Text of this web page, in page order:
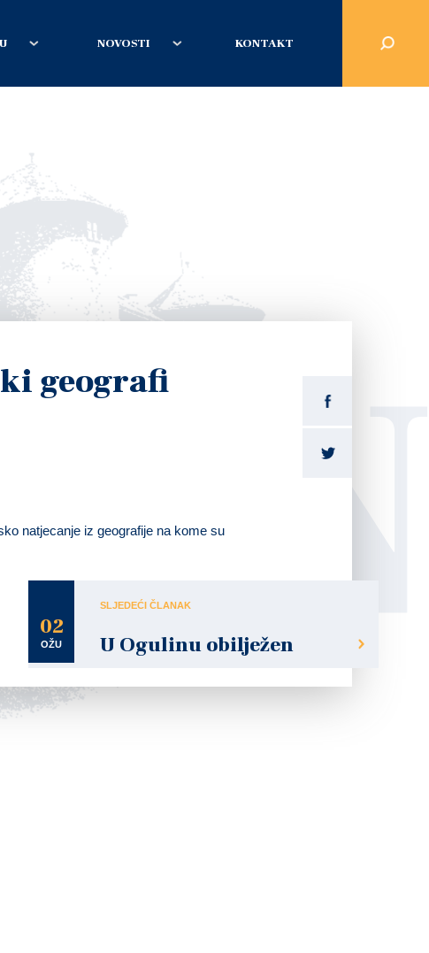
NOVOSTI KONTAKT
geografi
natjecanje iz geografije na kome su
02
OŽU
SLJEDEĆI ČLANAK
U Ogulinu obilježen